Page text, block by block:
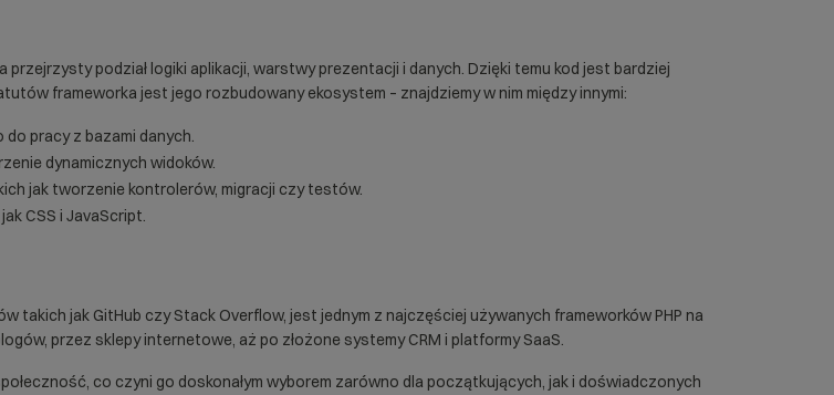
podział logiki aplikacji, warstwy prezentacji i danych. Dzięki temu kod jest bardziej
frameworka jest jego rozbudowany ekosystem – znajdziemy w nim między innymi:
pracy z bazami danych.
dynamicznych widoków.
jak tworzenie kontrolerów, migracji czy testów.
CSS i JavaScript.
takich jak GitHub czy Stack Overflow, jest jednym z najczęściej używanych frameworków PHP na
przez sklepy internetowe, aż po złożone systemy CRM i platformy SaaS.
co czyni go doskonałym wyborem zarówno dla początkujących, jak i doświadczonych